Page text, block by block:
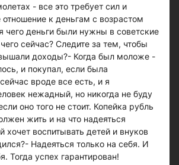
- все это требует сил и
к деньгам с возрастом
чего деньги были нужны в советские
сейчас? Следите за тем, чтобы
доходы?- Когда был моложе -
и покупал, если была
вроде все есть, и я
нежадный, но никогда не буду
оно того не стоит. Копейка рубль
жить и на что надеяться
хочет воспитывать детей и внуков
Надеяться только на себя. И
Тогда успех гарантирован!